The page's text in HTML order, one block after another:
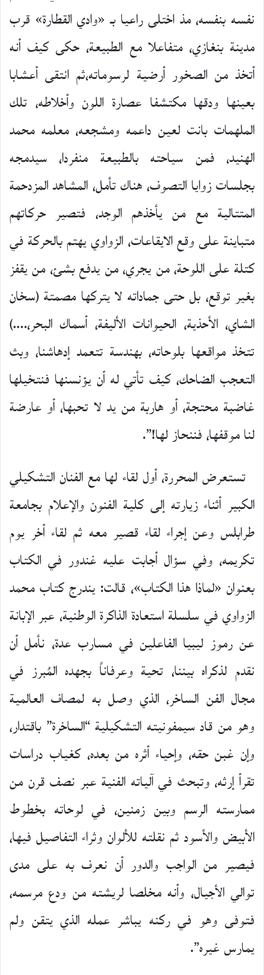
نفسه بنفسه، مذ اختلى راعيا بـ «وادي القطارة» قرب
مدينة بنغازي، متفاعلا مع الطبيعة، حكى كيف أنه
أتخذ من الصخور أرضية لرسوماته،ثم انتقى أعشابا
بعينها ودقها مكتشفا عصارة اللون وأخلاطه، تلك
الملهمات بانت لعين داعمه ومشجعه، معلمه محمد
الهنيد، فمن سياحته بالطبيعة منفردا، سيدمجه
بجلسات زوايا التصوف، هناك تأمل، المشاهد المزدحمة
المتتالية مع من يأخذهم الوجد، فتصير حركاتهم
متباينة على وقع الايقاعات، الزواوي يهتم بالحركة في
كتلة على اللوحة، من يجري، من يدفع بشئ، من يقفز
بغير توقع، بل حتى جماداته لا يتركها مصمتة (سخان
الشاي، الأحذية، الحيوانات الأليفة، أسماك البحر،….)
تتخذ مواقعها بلوحاته، بهندسة تتعمد إدهاشنا، وبث
التعجب الضاحك، كيف تأتي له أن يؤنسنها فنتخيلها
غاضبة محتجة، أو هاربة من يد لا تحبها، أو عارضة
لنا موقفها، فننحاز لها!”.
تستعرض المحررة، أول لقاء لها مع الفنان التشكيلي
الكبير أثناء زيارته إلى كلية الفنون والإعلام بجامعة
طرابلس وعن إجراء لقاء قصير معه ثم لقاء أخر يوم
تكريمه، وفي سؤال أجابت عليه غندور في الكتاب
بعنوان «لماذا هذا الكتاب»، قالت: يندرج كتاب محمد
الزواوي في سلسلة استعادة الذاكرة الوطنية، عبر الإبانة
عن رموز ليبيا الفاعلين في مسارب عدة، نأمل أن
نقدم لذكراه بيننا، تحية وعرفاناً بجهده المُبرز في
مجال الفن الساخر، الذي وصل به لمصاف العالمية
وهو من قاد سيمفونيته التشكيلية “الساخرة” باقتدار،
وإن غبن حقه، وإحياء أثره من بعده، كغياب دراسات
تقرأ إرثه، وتبحث في آلياته الفنية عبر نصف قرن من
ممارسته الرسم وبين زمنين، في لوحاته بخطوط
الأبيض والأسود ثم نقلته للألوان وثراء التفاصيل فيها،
فيصير من الواجب والدور أن نعرف به على مدى
توالي الأجيال، وأنه مخلصا لريشته من ودع مرسمه،
فتوفى وهو في ركنه يباشر عمله الذي يتقن ولم
يمارس غيره”.